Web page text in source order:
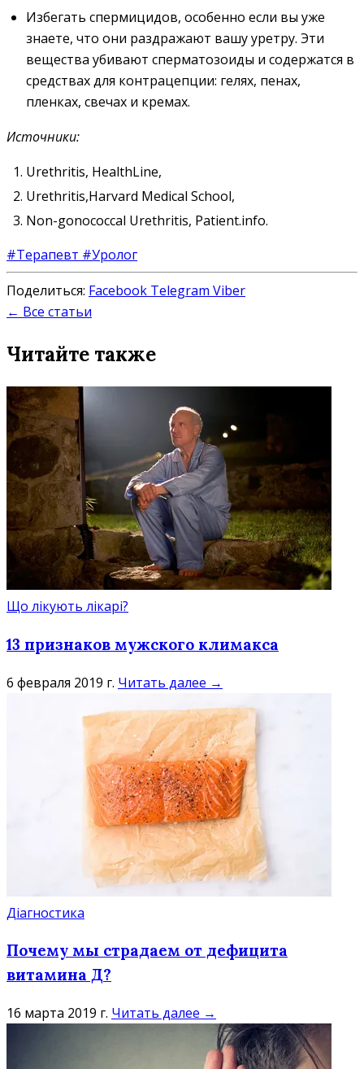
Избегать спермицидов, особенно если вы уже
знаете, что они раздражают вашу уретру. Эти
вещества убивают сперматозоиды и содержатся в
средствах для контрацепции: гелях, пенах,
пленках, свечах и кремах.
Источники:
Urethritis, HealthLine,
Urethritis,Harvard Medical School,
Non-gonococcal Urethritis, Patient.info.
#Терапевт #Уролог
Поделиться: Facebook Telegram Viber
← Все статьи
Читайте также
Що лікують лікарі?
13 признаков мужского климакса
6 февраля 2019 г. Читать далее →
Діагностика
Почему мы страдаем от дефицита
витамина Д?
16 марта 2019 г. Читать далее →